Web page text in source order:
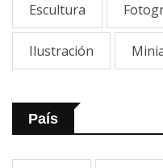
Escultura
Ilustración
País